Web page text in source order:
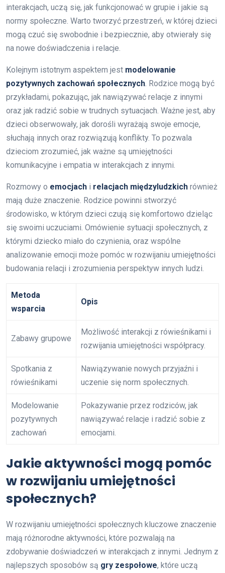
interakcjach, uczą się, jak funkcjonować w grupie i jakie są
normy społeczne. Warto tworzyć przestrzeń, w której dzieci
mogą czuć się swobodnie i bezpiecznie, aby otwierały się
na nowe doświadczenia i relacje.
Kolejnym istotnym aspektem jest modelowanie
pozytywnych zachowań społecznych. Rodzice mogą być
przykładami, pokazując, jak nawiązywać relacje z innymi
oraz jak radzić sobie w trudnych sytuacjach. Ważne jest, aby
dzieci obserwowały, jak dorośli wyrażają swoje emocje,
słuchają innych oraz rozwiązują konflikty. To pozwala
dzieciom zrozumieć, jak ważne są umiejętności
komunikacyjne i empatia w interakcjach z innymi.
Rozmowy o emocjach i relacjach międzyludzkich również
mają duże znaczenie. Rodzice powinni stworzyć
środowisko, w którym dzieci czują się komfortowo dzieląc
się swoimi uczuciami. Omówienie sytuacji społecznych, z
którymi dziecko miało do czynienia, oraz wspólne
analizowanie emocji może pomóc w rozwijaniu umiejętności
budowania relacji i zrozumienia perspektyw innych ludzi.
Metoda
wsparcia
Opis
Zabawy grupowe
Możliwość interakcji z rówieśnikami i
rozwijania umiejętności współpracy.
Spotkania z
rówieśnikami
Nawiązywanie nowych przyjaźni i
uczenie się norm społecznych.
Modelowanie
pozytywnych
zachowań
Pokazywanie przez rodziców, jak
nawiązywać relacje i radzić sobie z
emocjami.
Jakie aktywności mogą pomóc
w rozwijaniu umiejętności
społecznych?
W rozwijaniu umiejętności społecznych kluczowe znaczenie
mają różnorodne aktywności, które pozwalają na
zdobywanie doświadczeń w interakcjach z innymi. Jednym z
najlepszych sposobów są gry zespołowe, które uczą